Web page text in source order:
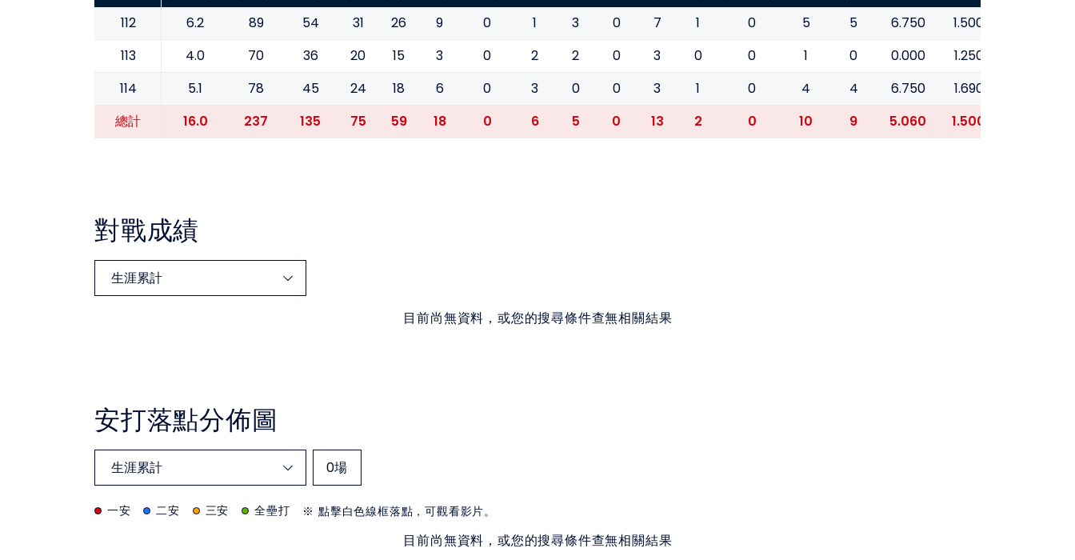
112 6.2 89 54 31 26 9 0 1 3 0 7 1 0 5 5 6.750
1.500
113
4.0 70 36 20 15 3 0 2 2 0 3 0 0 1 0 0.000
1.250
114
5.1 78 45 24 18 6 0 3 0 0 3 1 0 4 4 6.750 1.690
總計 16.0 237 135 75 59 18 0 6 5 0 13 2 0 10 9 5.060 1.500
對戰成績
目前尚無資料，或您的搜尋條件查無相關結果
安打落點分佈圖
0場
一安 二安 三安 全壘打 ※ 點擊白色線框落點，可觀看影片。
目前尚無資料，或您的搜尋條件查無相關結果